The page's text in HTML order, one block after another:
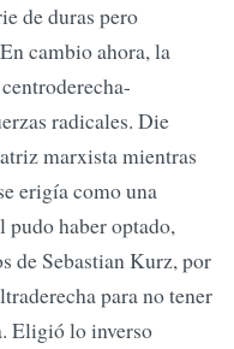
de duras pero
cambio ahora, la
radicales. Die
marxista mientras
erigía como una
pudo haber optado,
de Sebastian Kurz, por
para no tener
Eligió lo inverso